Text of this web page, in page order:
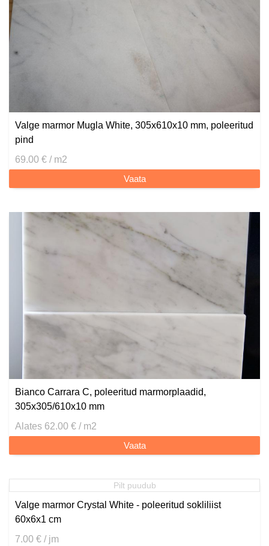
Valge marmor Mugla White, 305x610x10 mm, poleeritud
pind
69.00 € / m2
Vaata
Bianco Carrara C, poleeritud marmorplaadid,
305x305/610x10 mm
Alates 62.00 € / m2
Vaata
Pilt puudub
Valge marmor Crystal White - poleeritud sokliliist
60x6x1 cm
7.00 € / jm